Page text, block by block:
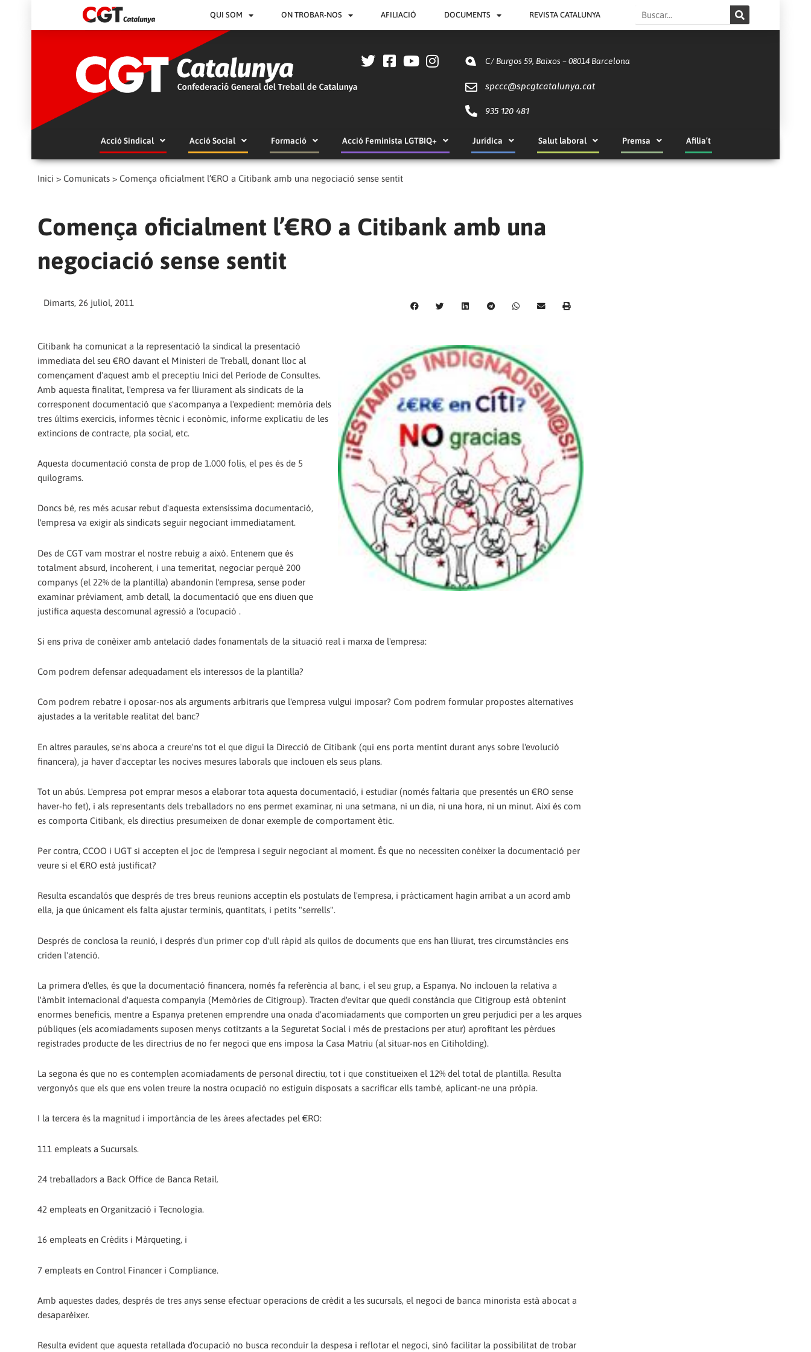
QUI SOM ON TROBAR-NOS AFILIACIÓ DOCUMENTS REVISTA CATALUNYA Search
C/ Burgos 59, Baixos – 08014 Barcelona
spccc@spcgtcatalunya.cat
935 120 481
Acció Sindical Acció Social Formació Acció Feminista LGTBIQ+ Jurídica Salut laboral Premsa Afilia’t
Inici > Comunicats > Comença oficialment l’€RO a Citibank amb una negociació sense sentit
Comença oficialment l’€RO a Citibank amb una
negociació sense sentit
Dimarts, 26 juliol, 2011
Citibank ha comunicat a la representació la sindical la presentació
immediata del seu €RO davant el Ministeri de Treball, donant lloc al
començament d'aquest amb el preceptiu Inici del Període de Consultes.
Amb aquesta finalitat, l'empresa va fer lliurament als sindicats de la
corresponent documentació que s'acompanya a l'expedient: memòria dels
tres últims exercicis, informes tècnic i econòmic, informe explicatiu de les
extincions de contracte, pla social, etc.
Aquesta documentació consta de prop de 1.000 folis, el pes és de 5
quilograms.
Doncs bé, res més acusar rebut d'aquesta extensíssima documentació,
l'empresa va exigir als sindicats seguir negociant immediatament.
Des de CGT vam mostrar el nostre rebuig a això. Entenem que és
totalment absurd, incoherent, i una temeritat, negociar perquè 200
companys (el 22% de la plantilla) abandonin l'empresa, sense poder
examinar prèviament, amb detall, la documentació que ens diuen que
justifica aquesta descomunal agressió a l'ocupació .
Si ens priva de conèixer amb antelació dades fonamentals de la situació real i marxa de l'empresa:
Com podrem defensar adequadament els interessos de la plantilla?
Com podrem rebatre i oposar-nos als arguments arbitraris que l'empresa vulgui imposar? Com podrem formular propostes alternatives
ajustades a la veritable realitat del banc?
En altres paraules, se'ns aboca a creure'ns tot el que digui la Direcció de Citibank (qui ens porta mentint durant anys sobre l'evolució
financera), ja haver d'acceptar les nocives mesures laborals que inclouen els seus plans.
Tot un abús. L'empresa pot emprar mesos a elaborar tota aquesta documentació, i estudiar (només faltaria que presentés un €RO sense
haver-ho fet), i als representants dels treballadors no ens permet examinar, ni una setmana, ni un dia, ni una hora, ni un minut. Així és com
es comporta Citibank, els directius presumeixen de donar exemple de comportament ètic.
Per contra, CCOO i UGT si accepten el joc de l'empresa i seguir negociant al moment. És que no necessiten conèixer la documentació per
veure si el €RO està justificat?
Resulta escandalós que després de tres breus reunions acceptin els postulats de l'empresa, i pràcticament hagin arribat a un acord amb
ella, ja que únicament els falta ajustar terminis, quantitats, i petits "serrells".
Després de conclosa la reunió, i després d'un primer cop d'ull ràpid als quilos de documents que ens han lliurat, tres circumstàncies ens
criden l'atenció.
La primera d'elles, és que la documentació financera, només fa referència al banc, i el seu grup, a Espanya. No inclouen la relativa a
l'àmbit internacional d'aquesta companyia (Memòries de Citigroup). Tracten d'evitar que quedi constància que Citigroup està obtenint
enormes beneficis, mentre a Espanya pretenen emprendre una onada d'acomiadaments que comporten un greu perjudici per a les arques
públiques (els acomiadaments suposen menys cotitzants a la Seguretat Social i més de prestacions per atur) aprofitant les pèrdues
registrades producte de les directrius de no fer negoci que ens imposa la Casa Matriu (al situar-nos en Citiholding).
La segona és que no es contemplen acomiadaments de personal directiu, tot i que constitueixen el 12% del total de plantilla. Resulta
vergonyós que els que ens volen treure la nostra ocupació no estiguin disposats a sacrificar ells també, aplicant-ne una pròpia.
I la tercera és la magnitud i importància de les àrees afectades pel €RO:
111 empleats a Sucursals.
24 treballadors a Back Office de Banca Retail.
42 empleats en Organització i Tecnologia.
16 empleats en Crèdits i Màrqueting, i
7 empleats en Control Financer i Compliance.
Amb aquestes dades, després de tres anys sense efectuar operacions de crèdit a les sucursals, el negoci de banca minorista està abocat a
desaparèixer.
Resulta evident que aquesta retallada d'ocupació no busca reconduir la despesa i reflotar el negoci, sinó facilitar la possibilitat de trobar